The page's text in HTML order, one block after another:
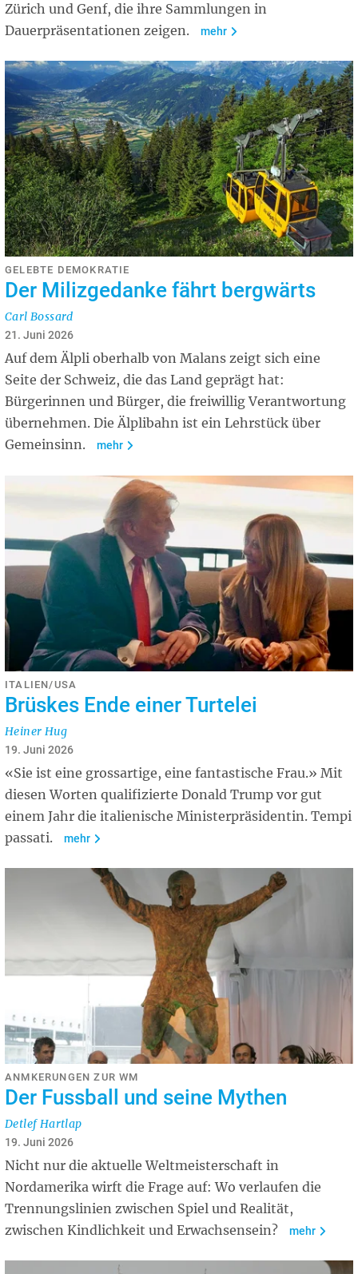
Zürich und Genf, die ihre Sammlungen in
Dauerpräsentationen zeigen.
mehr
GELEBTE DEMOKRATIE
Der Milizgedanke fährt bergwärts
Carl Bossard
21. Juni 2026
Auf dem Älpli oberhalb von Malans zeigt sich eine
Seite der Schweiz, die das Land geprägt hat:
Bürgerinnen und Bürger, die freiwillig Verantwortung
übernehmen. Die Älplibahn ist ein Lehrstück über
Gemeinsinn.
mehr
ITALIEN/USA
Brüskes Ende einer Turtelei
Heiner Hug
19. Juni 2026
«Sie ist eine grossartige, eine fantastische Frau.» Mit
diesen Worten qualifizierte Donald Trump vor gut
einem Jahr die italienische Ministerpräsidentin. Tempi
passati.
mehr
ANMKERUNGEN ZUR WM
Der Fussball und seine Mythen
Detlef Hartlap
19. Juni 2026
Nicht nur die aktuelle Weltmeisterschaft in
Nordamerika wirft die Frage auf: Wo verlaufen die
Trennungslinien zwischen Spiel und Realität,
zwischen Kindlichkeit und Erwachsensein?
mehr